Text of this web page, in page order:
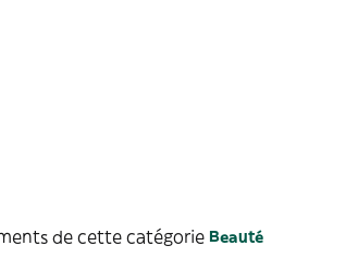
de cette catégorie Beauté